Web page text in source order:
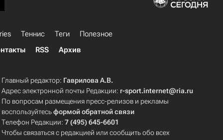
Теннис Теги
Полезное
RSS Архив
Главный редактор: Гаврилова А.В.
Адрес электронной почты Редакции: r-sport.internet@ria.ru
По вопросам размещения пресс-релизов и рекламы
воспользуйтесьформой обратной связи
Телефон Редакции:7 (495) 645-6601
Чтобы связаться с редакцией или сообщить обо всех